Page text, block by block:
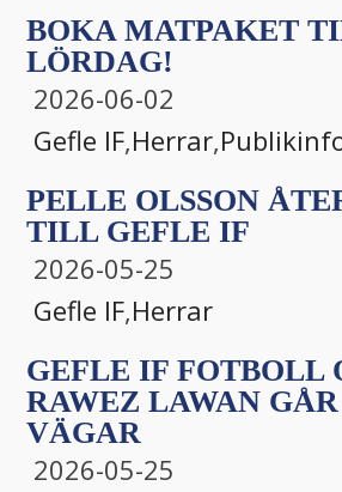
BOKA MATPAKET
LÖRDAG!
2026-06-02
Gefle IF,Herrar,
PELLE OLSSON
TILL GEFLE IF
2026-05-25
Gefle IF,Herrar
GEFLE IF FOTBOLL
RAWEZ LAWAN
VÄGAR
2026-05-25